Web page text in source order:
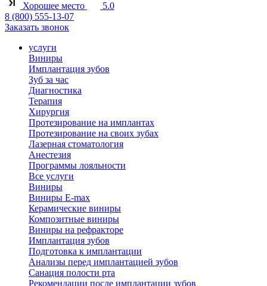
Хорошее место
5.0
8 (800) 555-13-07
Заказать звонок
услуги
Виниры
Имплантация зубов
Зуб за час
Диагностика
Терапия
Хирургия
Протезирование на имплантах
Протезирование на своих зубах
Лазерная стоматология
Анестезия
Программы лояльности
Все услуги
Виниры
Виниры E-max
Керамические виниры
Композитные виниры
Виниры на рефракторе
Имплантация зубов
Подготовка к имплантации
Анализы перед имплантацией зубов
Санация полости рта
Рекомендации после имплантации зубов